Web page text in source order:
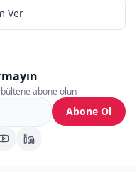
Ver
abone olun
Abone Ol